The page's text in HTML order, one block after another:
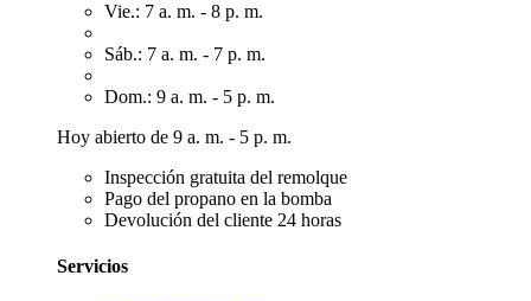
Vie.: 7 a. m. - 8 p. m.
Sáb.: 7 a. m. - 7 p. m.
Dom.: 9 a. m. - 5 p. m.
Hoy abierto de 9 a. m. - 5 p. m.
Inspección gratuita del remolque
Pago del propano en la bomba
Devolución del cliente 24 horas
Servicios